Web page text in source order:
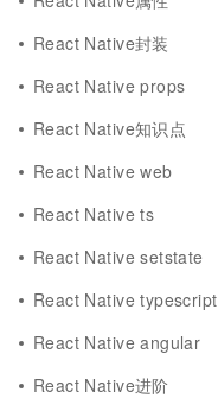
React Native封装
React Native props
React Native知识点
React Native web
React Native ts
React Native setstate
React Native typescript
React Native angular
React Native进阶